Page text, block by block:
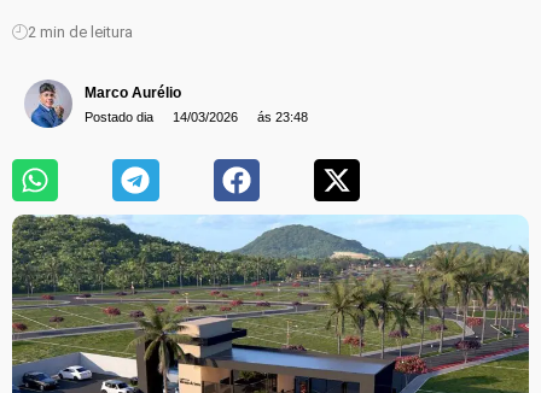
2 min de leitura
Marco Aurélio
Postado dia 14/03/2026 ás 23:48